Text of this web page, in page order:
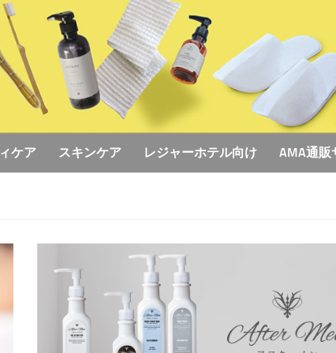
ケア スキンケア レジャーホテル向け AMA通販